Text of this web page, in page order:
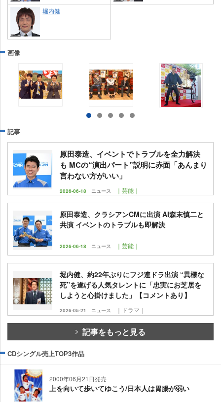
堀内健
画像
記事
原田泰造、イベントでトラブルを全力解決
も MCの“演出パート”説明に赤面「あんまり
言わない方がいい」
2026-06-18 ニュース ｜芸能｜
原田泰造、クラシアンCMに出演 AI森末慎二と
共演 イベントのトラブルも即解決
2026-06-18 ニュース ｜芸能｜
堀内健、約22年ぶりにフジ連ドラ出演 “異様な
死”を遂げる人気タレントに「忠実にお芝居を
しようと心掛けました」【コメントあり】
2026-05-21 ニュース ｜ドラマ｜
記事をもっと見る
CDシングル売上TOP3作品
2000年06月21日発売
上を向いて歩いてゆこう/日本人は胃腸が弱い